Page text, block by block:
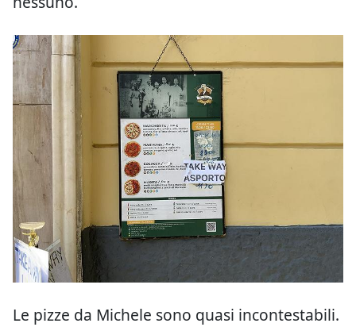
Le pizze da Michele sono quasi incontestabili.